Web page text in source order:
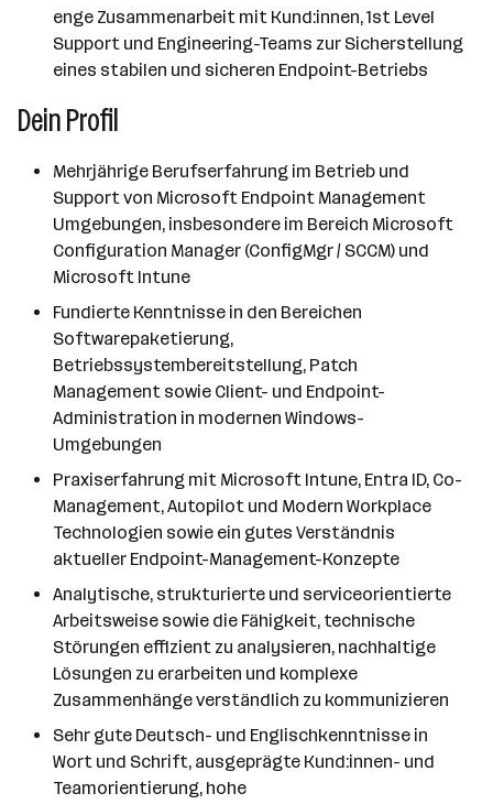
enge Zusammenarbeit mit Kund:innen, 1st Level
Support und Engineering-Teams zur Sicherstellung
eines stabilen und sicheren Endpoint-Betriebs
Dein Profil
Mehrjährige Berufserfahrung im Betrieb und
Support von Microsoft Endpoint Management
Umgebungen, insbesondere im Bereich Microsoft
Configuration Manager (ConfigMgr / SCCM) und
Microsoft Intune
Fundierte Kenntnisse in den Bereichen
Softwarepaketierung,
Betriebssystembereitstellung, Patch
Management sowie Client- und Endpoint-
Administration in modernen Windows-
Umgebungen
Praxiserfahrung mit Microsoft Intune, Entra ID, Co-
Management, Autopilot und Modern Workplace
Technologien sowie ein gutes Verständnis
aktueller Endpoint-Management-Konzepte
Analytische, strukturierte und serviceorientierte
Arbeitsweise sowie die Fähigkeit, technische
Störungen effizient zu analysieren, nachhaltige
Lösungen zu erarbeiten und komplexe
Zusammenhänge verständlich zu kommunizieren
Sehr gute Deutsch- und Englischkenntnisse in
Wort und Schrift, ausgeprägte Kund:innen- und
Teamorientierung, hohe